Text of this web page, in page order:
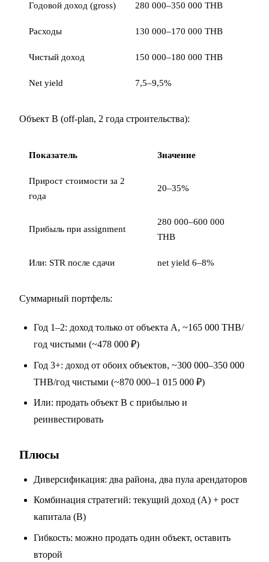
Годовой доход (gross) 280 000–350 000 THB
Расходы 130 000–170 000 THB
Чистый доход 150 000–180 000 THB
Net yield 7,5–9,5%
Объект B (off-plan, 2 года строительства):
Показатель Значение
Прирост стоимости за 2
года
20–35%
Прибыль при assignment
280 000–600 000
THB
Или: STR после сдачи net yield 6–8%
Суммарный портфель:
Год 1–2: доход только от объекта A, ~165 000 THB/
год чистыми (~478 000 ₽)
Год 3+: доход от обоих объектов, ~300 000–350 000
THB/год чистыми (~870 000–1 015 000 ₽)
Или: продать объект B с прибылью и
реинвестировать
Плюсы
Диверсификация: два района, два пула арендаторов
Комбинация стратегий: текущий доход (A) + рост
капитала (B)
Гибкость: можно продать один объект, оставить
второй